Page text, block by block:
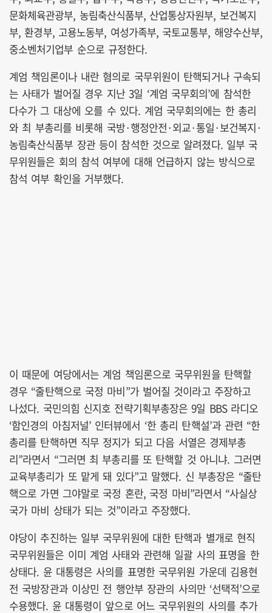
문화체육관광부, 농림축산식품부, 산업통상자원부, 보건복지
부, 환경부, 고용노동부, 여성가족부, 국토교통부, 해양수산부,
중소벤처기업부 순으로 규정한다.
계엄 책임론이나 내란 혐의로 국무위원이 탄핵되거나 구속되
는 사태가 벌어질 경우 지난 3일 ‘계엄 국무회의’에 참석한
다수가 그 대상에 오를 수 있다. 계엄 국무회의에는 한 총리
와 최 부총리를 비롯해 국방·행정안전·외교·통일·보건복지·
농림축산식품부 장관 등이 참석한 것으로 알려졌다. 일부 국
무위원들은 회의 참석 여부에 대해 언급하지 않는 방식으로
참석 여부 확인을 거부했다.
이 때문에 여당에서는 계엄 책임론으로 국무위원을 탄핵할
경우 “줄탄핵으로 국정 마비”가 벌어질 것이라고 주장하고
나섰다. 국민의힘 신지호 전략기획부총장은 9일 BBS 라디오
‘함인경의 아침저널’ 인터뷰에서 ‘한 총리 탄핵설’과 관련 “한
총리를 탄핵하면 직무 정지가 되고 다음 서열은 경제부총
리”라면서 “그러면 최 부총리를 또 탄핵할 것 아니냐. 그러면
교육부총리가 또 맡게 돼 있다”고 말했다. 신 부총장은 “줄탄
핵으로 가면 그야말로 국정 혼란, 국정 마비”라면서 “사실상
국가 마비 상태가 되는 것”이라고 주장했다.
야당이 추진하는 일부 국무위원에 대한 탄핵과 별개로 현직
국무위원들은 이미 계엄 사태와 관련해 일괄 사의 표명을 한
상태다. 윤 대통령은 사의를 표명한 국무위원 가운데 김용현
전 국방장관과 이상민 전 행안부 장관의 사의만 ‘선택적’으로
수용했다. 윤 대통령이 앞으로 어느 국무위원의 사의를 추가